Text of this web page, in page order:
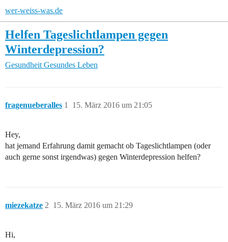
wer-weiss-was.de
Helfen Tageslichtlampen gegen
Winterdepression?
Gesundheit Gesundes Leben
fragenueberalles 15. März 2016 um 21:05
1
Hey,
hat jemand Erfahrung damit gemacht ob Tageslichtlampen (oder
auch gerne sonst irgendwas) gegen Winterdepression helfen?
miezekatze 15. März 2016 um 21:29
2
Hi,